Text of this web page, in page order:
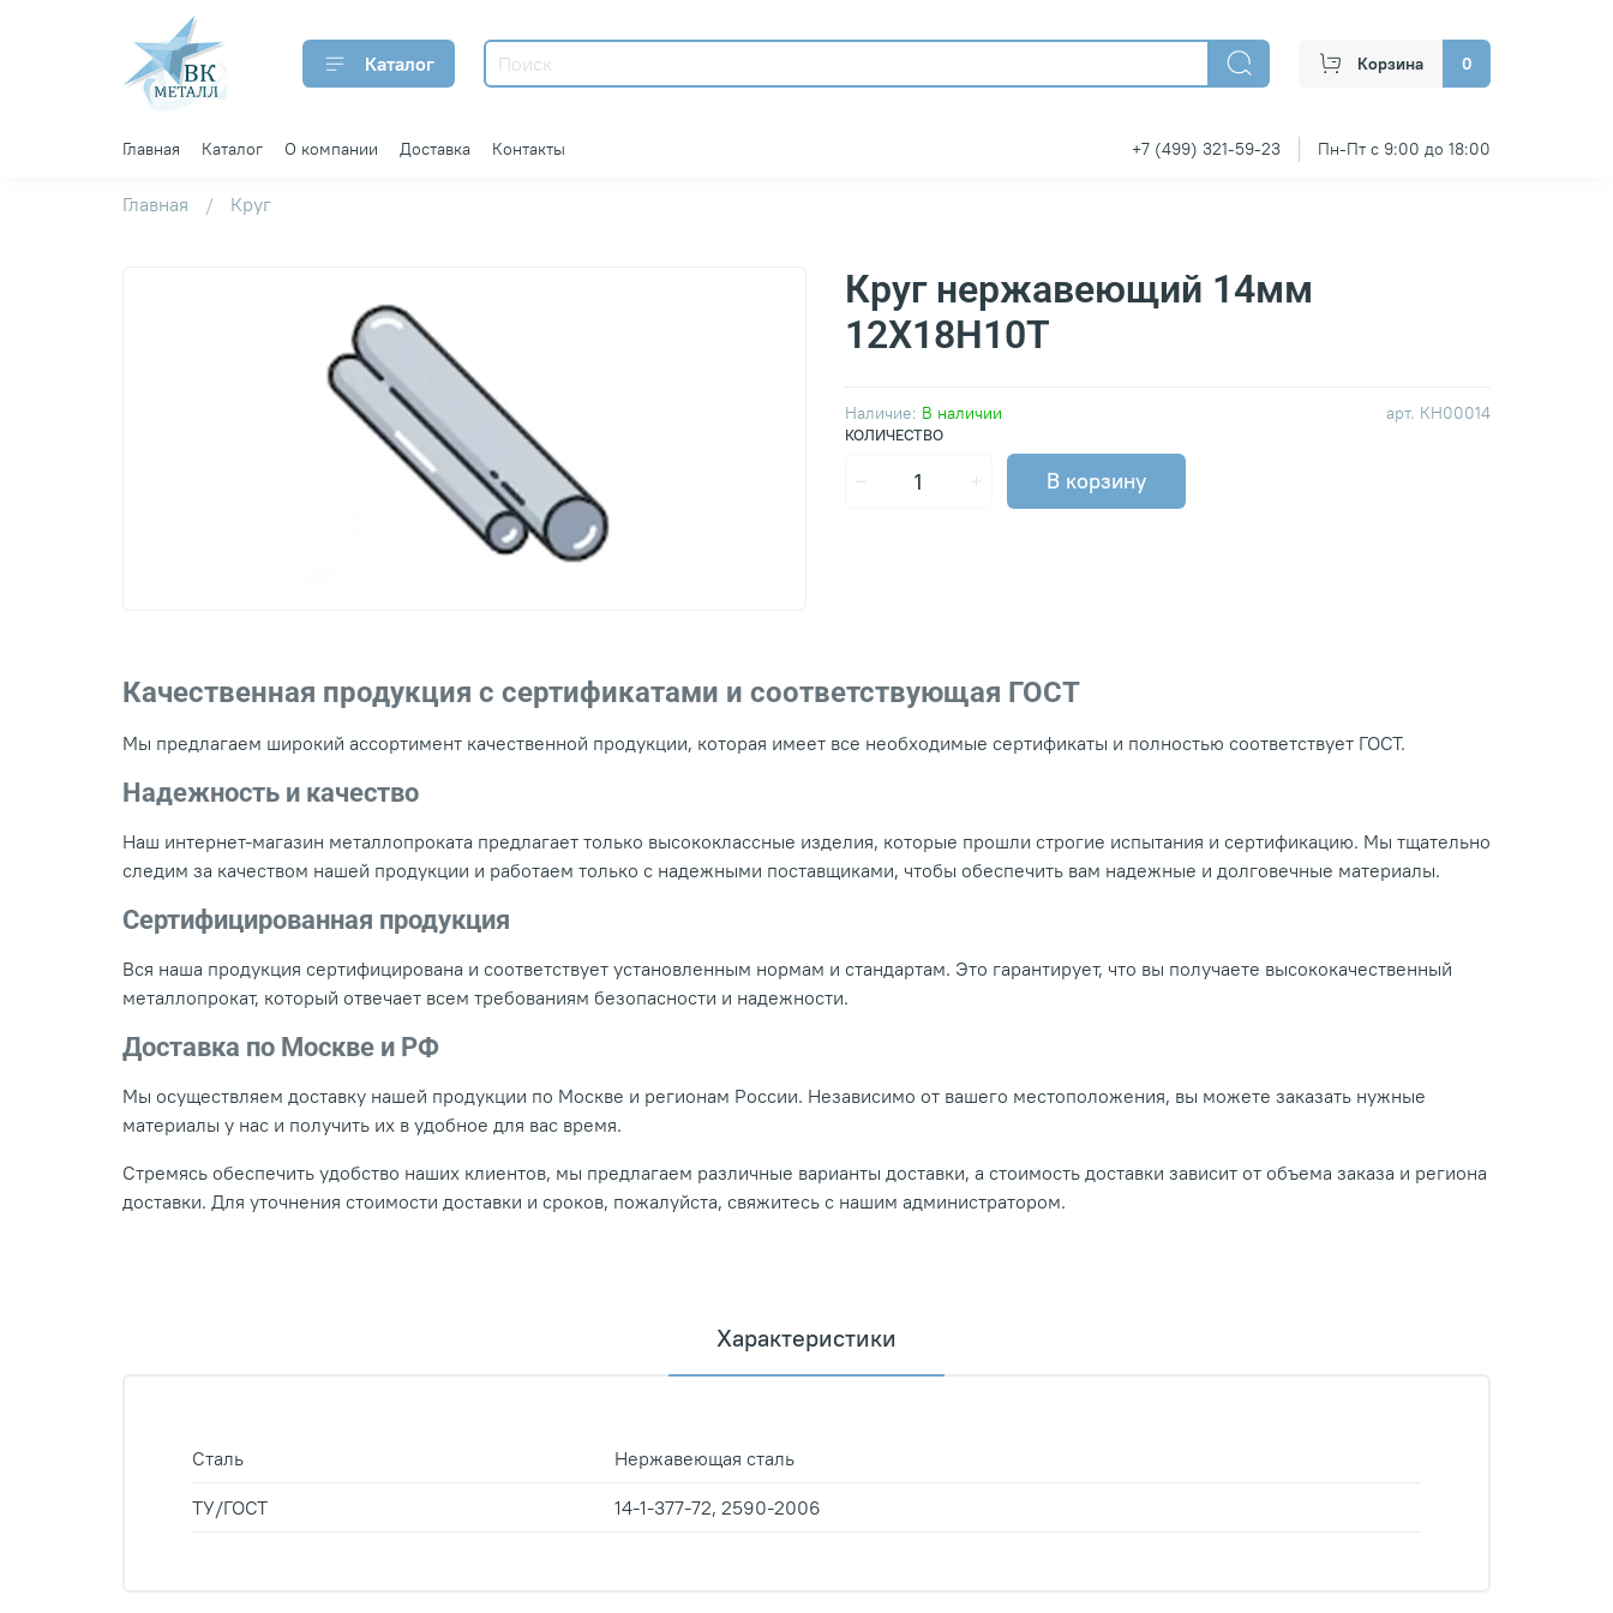
Каталог Корзина 0
Главная Каталог О компании Доставка Контакты +7 (499) 321-59-23 Пн-Пт с 9:00 до 18:00
Главная Круг
арт. КН00014
Наличие: В наличии
Круг нержавеющий 14мм
12Х18Н10Т
КОЛИЧЕСТВО
В корзину
Качественная продукция с сертификатами и соответствующая ГОСТ
Мы предлагаем широкий ассортимент качественной продукции, которая имеет все необходимые сертификаты и полностью соответствует ГОСТ.
Надежность и качество
Наш интернет-магазин металлопроката предлагает только высококлассные изделия, которые прошли строгие испытания и сертификацию. Мы тщательно
следим за качеством нашей продукции и работаем только с надежными поставщиками, чтобы обеспечить вам надежные и долговечные материалы.
Сертифицированная продукция
Вся наша продукция сертифицирована и соответствует установленным нормам и стандартам. Это гарантирует, что вы получаете высококачественный
металлопрокат, который отвечает всем требованиям безопасности и надежности.
Доставка по Москве и РФ
Мы осуществляем доставку нашей продукции по Москве и регионам России. Независимо от вашего местоположения, вы можете заказать нужные
материалы у нас и получить их в удобное для вас время.
Стремясь обеспечить удобство наших клиентов, мы предлагаем различные варианты доставки, а стоимость доставки зависит от объема заказа и региона
доставки. Для уточнения стоимости доставки и сроков, пожалуйста, свяжитесь с нашим администратором.
Характеристики
Сталь Нержавеющая сталь
ТУ/ГОСТ 14-1-377-72, 2590-2006